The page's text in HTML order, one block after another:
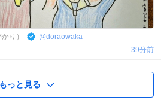
り） @doraowaka
39分前
もっと見る